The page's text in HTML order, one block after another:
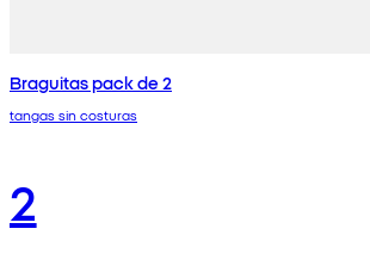
Braguitas pack de 2
tangas sin costuras
2